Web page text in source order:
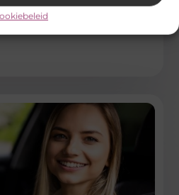
factoren om rekening mee te